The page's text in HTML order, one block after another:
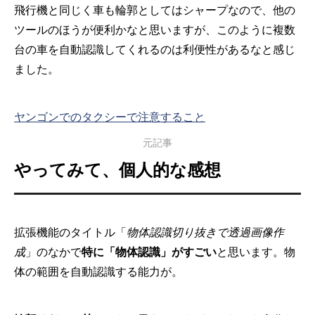
飛行機と同じく車も輪郭としてはシャープなので、他の
ツールのほうが便利かなと思いますが、このように複数
台の車を自動認識してくれるのは利便性があるなと感じ
ました。
ヤンゴンでのタクシーで注意すること
元記事
やってみて、個人的な感想
拡張機能のタイトル「物体認識切り抜きで透過画像作
成」のなかで特に「物体認識」がすごいと思います。物
体の範囲を自動認識する能力が。